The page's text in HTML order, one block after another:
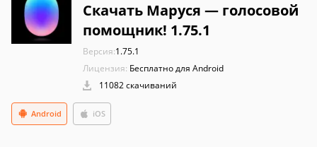
Скачать Маруся — голосовой
помощник! 1.75.1
Версия:1.75.1
Лицензия: Бесплатно для Android
11082 скачиваний
Android iOS